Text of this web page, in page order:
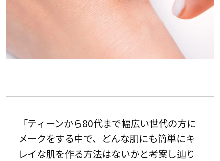
「ティーンから80代まで幅広い世代の方に
メークをする中で、どんな肌にも簡単にキ
レイな肌を作る方法はないかと考案し辿り